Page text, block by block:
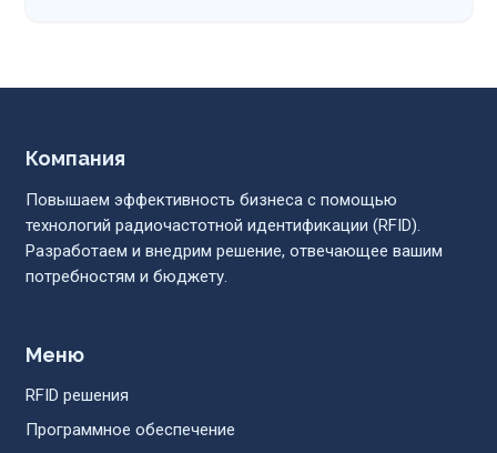
Компания
Повышаем эффективность бизнеса с помощью
технологий радиочастотной идентификации (RFID).
Разработаем и внедрим решение, отвечающее вашим
потребностям и бюджету.
Меню
RFID решения
Программное обеспечение